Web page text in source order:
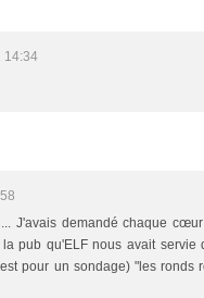
14:34
J'avais demandé chaque
pub qu'ELF nous avait
pour un sondage) "les ronds